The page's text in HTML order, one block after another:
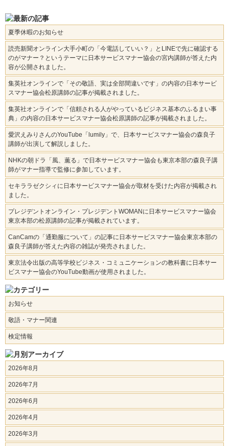
夏季休暇のお知らせ
読売新聞オンライン大手小町の「今電話していい？」とLINEで先に確認する
のがマナー？というテーマに日本サービスマナー協会の宮内講師が答えた内
容が公開されました。
集英社オンラインで「その敬語、実は全部間違いです」の内容の日本サービ
スマナー協会松原講師の記事が掲載されました。
集英社オンラインで「信頼される人がやっているビジネス基本のふるまい事
典」の内容の日本サービスマナー協会松原講師の記事が掲載されました。
愛沢えみりさんのYouTube「lumily」で、日本サービスマナー協会の森良子
講師が出演して解説しました。
NHKの朝ドラ「風、薫る」で日本サービスマナー協会も東京本部の森良子講
師がマナー指導で監修に参加しています。
セキララゼクシィに日本サービスマナー協会が取材を受けた内容が掲載され
ました。
プレジデントオンライン・プレジデントWOMANに日本サービスマナー協会
東京本部の松原講師の記事が掲載されています。
CanCamの「通勤服について」の記事に日本サービスマナー協会東京本部の
森良子講師が答えた内容の雑誌が発売されました。
東京法令出版の高等学校ビジネス・コミュニケーションの教科書に日本サー
ビスマナー協会のYouTube動画が使用されました。
お知らせ
敬語・マナー関連
検定情報
2026年8月
2026年7月
2026年6月
2026年4月
2026年3月